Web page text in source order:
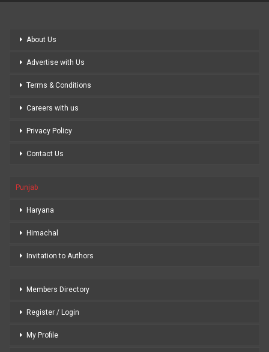
About Us
Advertise with Us
Terms & Conditions
Careers with us
Privacy Policy
Contact Us
Punjab
Haryana
Himachal
Invitation to Authors
Members Directory
Register / Login
My Profile